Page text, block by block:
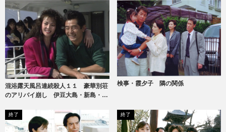
混浴露天風呂連続殺人１１ 豪華別荘
のアリバイ崩し 伊豆大島・新島・式
検事・霞夕子 隣の関係
終了 終了